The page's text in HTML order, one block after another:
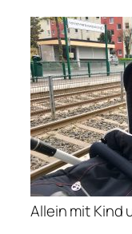
Allein mit Kind